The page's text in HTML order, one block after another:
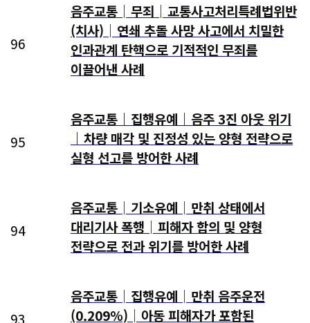
96
음주교통│무죄│교통사고처리특례법위반
(치사)│연쇄 추돌 사망 사고에서 치밀한
인과관계 탄핵으로 기적적인 무죄를
이끌어낸 사례
95
음주교통｜집행유예｜음주 3진 아웃 위기
｜차량 매각 및 진정성 있는 양형 전략으로
실형 선고를 방어한 사례
94
음주교통│기소유예│만취 상태에서
대리기사 폭행│피해자 합의 및 양형
전략으로 전과 위기를 방어한 사례
93
음주교통│집행유예│만취 음주운전
(0.209%)│아동 피해자가 포함된